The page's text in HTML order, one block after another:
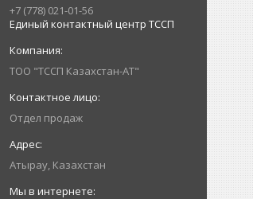
+7 (778) 021-01-56
Единый контактный центр ТССП
ТОО "ТССП Казахстан-АТ"
Отдел продаж
Атырау, Казахстан